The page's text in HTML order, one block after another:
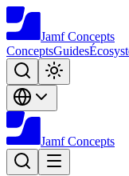
Jamf Concepts
ConceptsGuides
Jamf Concepts